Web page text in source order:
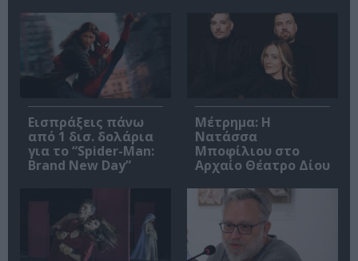
Εισπράξεις πάνω
από 1 δισ. δολάρια
για το “Spider-Man:
Brand New Day”
Μέτρημα: Η
Νατάσσα
Μποφίλιου στο
Αρχαίο Θέατρο Δίου